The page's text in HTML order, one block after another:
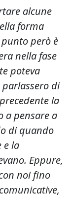
alcune
forma
però è
nella fase
poteva
di
la
a pensare a
di quando
e la
Eppure,
noi fino